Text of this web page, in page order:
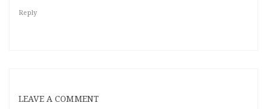
Reply
LEAVE A COMMENT